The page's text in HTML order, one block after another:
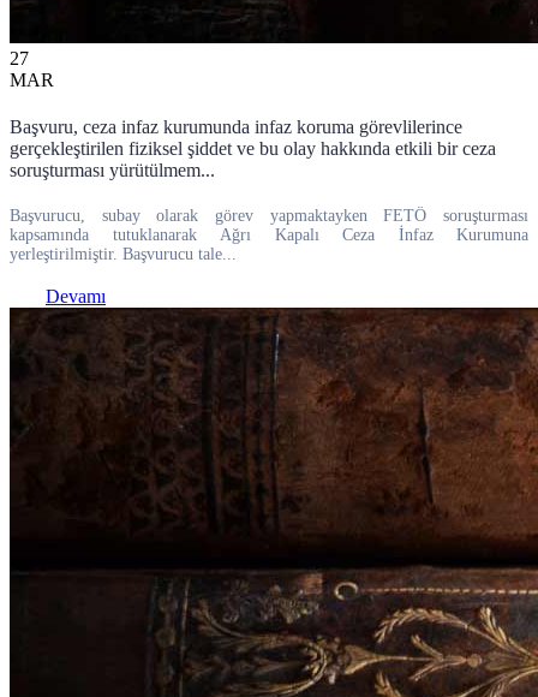
27
MAR
Başvuru, ceza infaz kurumunda infaz koruma görevlilerince
gerçekleştirilen fiziksel şiddet ve bu olay hakkında etkili bir ceza
soruşturması yürütülmem...
Başvurucu, subay olarak görev yapmaktayken FETÖ soruşturması
kapsamında tutuklanarak Ağrı Kapalı Ceza İnfaz Kurumuna
yerleştirilmiştir. Başvurucu tale...
Devamı